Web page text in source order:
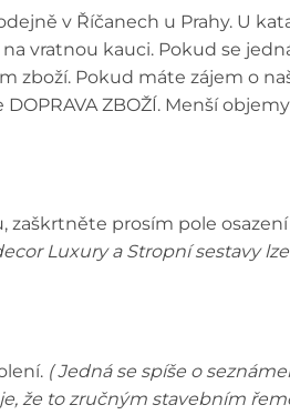
v Říčanech u Prahy. U
vratnou kauci. Pokud se
zboží. Pokud máte zájem o
ZBOŽÍ. Menší
prosím pole osazení
Luxury a Stropní sestavy
( Jedná se spíše o
že to zručným stavebním